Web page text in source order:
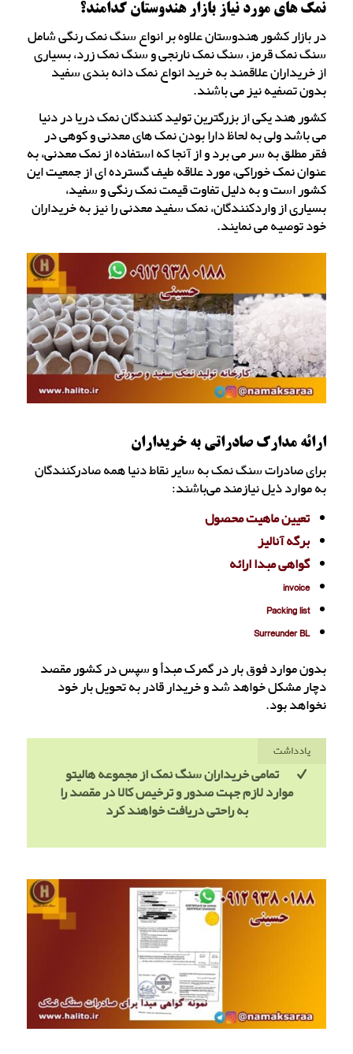
نمک های مورد نیاز بازار هندوستان کدامند؟
در بازار کشور هندوستان علاوه بر انواع سنگ نمک رنگی شامل
سنگ نمک قرمز، سنگ نمک نارنجی و سنگ نمک زرد، بسیاری
از خریداران علاقمند به خرید انواع نمک دانه بندی سفید
بدون تصفیه نیز می باشند.
کشور هند یکی از بزرگترین تولید کنندگان نمک دریا در دنیا
می باشد ولی به لحاظ دارا بودن نمک های معدنی و کوهی در
فقر مطلق به سر می برد و از آنجا که استفاده از نمک معدنی، به
عنوان نمک خوراکی، مورد علاقه طیف گسترده ای از جمعیت این
کشور است و به دلیل تفاوت قیمت نمک رنگی و سفید،
بسیاری از واردکنندگان، نمک سفید معدنی را نیز به خریداران
خود توصیه می نمایند.
ارائه مدارک صادراتی به خریداران
برای صادرات سنگ نمک به سایر نقاط دنیا همه صادرکنندگان
به موارد ذیل نیازمند می‌باشند:
تعیین ماهیت محصول
برگه آنالیز
گواهی مبدا ارائه
invoice
Packing list
Surreunder BL
بدون موارد فوق بار در گمرک مبدأ و سپس در کشور مقصد
دچار مشکل خواهد شد و خریدار قادر به تحویل بار خود
نخواهد بود.
یادداشت
تمامی خریداران سنگ نمک از مجموعه هالیتو
موارد لازم جهت صدور و ترخیص کالا در مقصد را
به راحتی دریافت خواهند کرد